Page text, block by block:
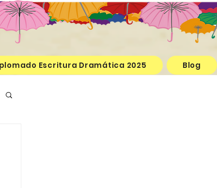
Escritura Dramática 2025 Blog